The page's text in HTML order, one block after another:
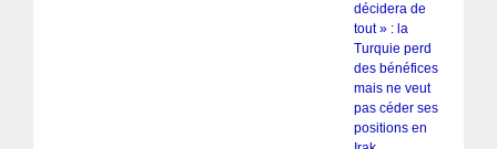
décidera de
tout » : la
Turquie perd
des bénéfices
mais ne veut
pas céder ses
positions en